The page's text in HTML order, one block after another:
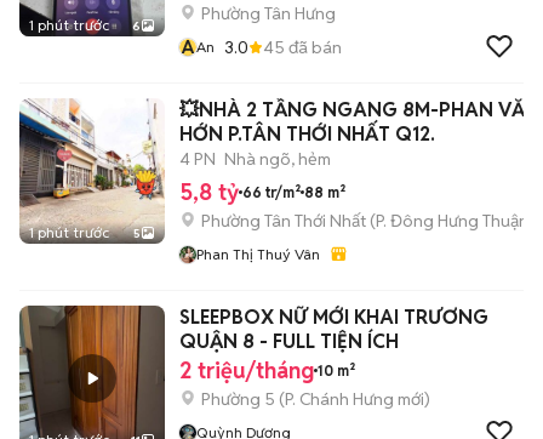
1 phút trước 6
Phường Tân Hưng
AAn 3.0 45 đã bán
1 phút trước 5
💥NHÀ 2 TẦNG NGANG 8M-PHAN VĂN
HỚN P.TÂN THỚI NHẤT Q12.
4 PN Nhà ngõ, hẻm
5,8 tỷ 66 tr/m² 88 m²
Phường Tân Thới Nhất (P. Đông Hưng Thuận
Phan Thị Thuý Vân
SLEEPBOX NỮ MỚI KHAI TRƯƠNG
QUẬN 8 - FULL TIỆN ÍCH
2 triệu/tháng 10 m²
Phường 5 (P. Chánh Hưng mới)
Quỳnh Dương